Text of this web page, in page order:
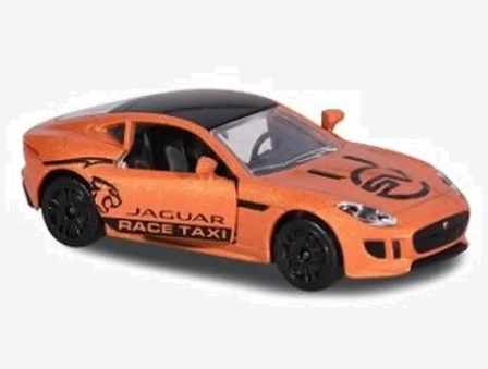
Treinen
Thomas
Trackmaster
motorized